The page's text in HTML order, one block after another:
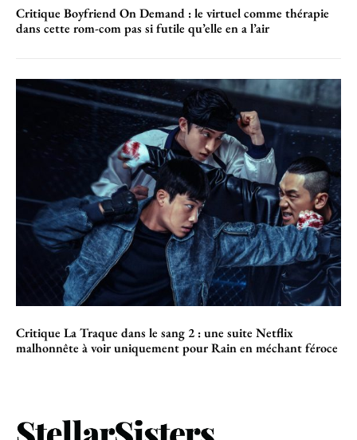
Critique Boyfriend On Demand : le virtuel comme thérapie
dans cette rom-com pas si futile qu’elle en a l’air
Critique La Traque dans le sang 2 : une suite Netflix
malhonnête à voir uniquement pour Rain en méchant féroce